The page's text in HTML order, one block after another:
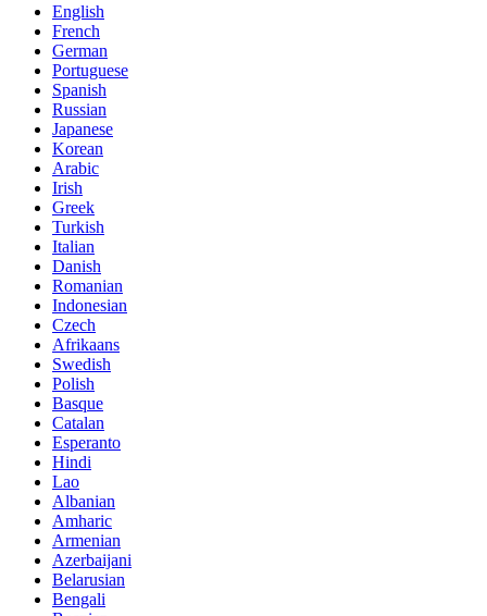
English
French
German
Portuguese
Spanish
Russian
Japanese
Korean
Arabic
Irish
Greek
Turkish
Italian
Danish
Romanian
Indonesian
Czech
Afrikaans
Swedish
Polish
Basque
Catalan
Esperanto
Hindi
Lao
Albanian
Amharic
Armenian
Azerbaijani
Belarusian
Bengali